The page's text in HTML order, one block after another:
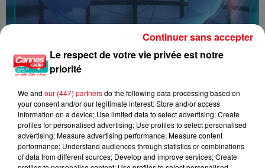
16/07/26 : LES INFORMATIONS
Le respect de votre vie privée est notre
priorité
We and our (447) partnersdo the following data processing based on
your consent and/or our legitimate interest: Store and/or access
information on a device; Use limited data to select advertising; Create
profiles for personalised advertising; Use profiles to select personalised
advertising; Measure advertising performance; Measure content
performance; Understand audiences through statistics or combinations
of data from different sources; Develop and improve services; Create
Continuer sans accepter